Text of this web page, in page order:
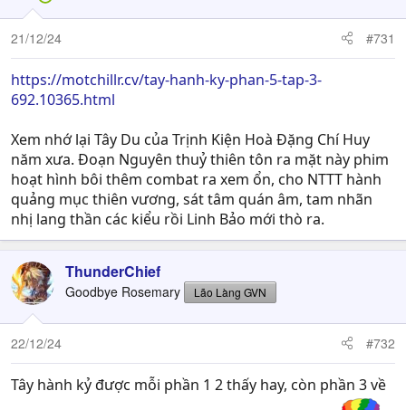
21/12/24 #731
https://motchillr.cv/tay-hanh-ky-phan-5-tap-3-
692.10365.html
Xem nhớ lại Tây Du của Trịnh Kiện Hoà Đặng Chí Huy
năm xưa. Đoạn Nguyên thuỷ thiên tôn ra mặt này phim
hoạt hình bôi thêm combat ra xem ổn, cho NTTT hành
quảng mục thiên vương, sát tâm quán âm, tam nhãn
nhị lang thần các kiểu rồi Linh Bảo mới thò ra.
ThunderChief
Goodbye Rosemary Lão Làng GVN
22/12/24 #732
Tây hành kỷ được mỗi phần 1 2 thấy hay, còn phần 3 về